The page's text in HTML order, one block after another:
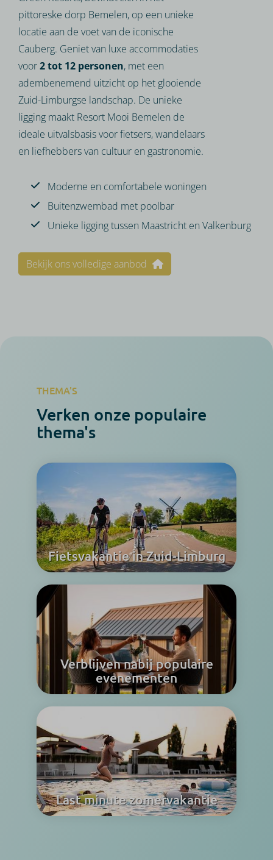
pittoreske dorp Bemelen, op een unieke
locatie aan de voet van de iconische
Cauberg. Geniet van luxe accommodaties
voor2 tot 12 personen, met een
adembenemend uitzicht op het glooiende
Zuid-Limburgse landschap. De unieke
ligging maakt Resort Mooi Bemelen de
ideale uitvalsbasis voor fietsers, wandelaars
en liefhebbers van cultuur en gastronomie.
Moderne en comfortabele woningen
Buitenzwembad met poolbar
Unieke ligging tussen Maastricht en Valkenburg
Bekijk ons volledige aanbod
THEMA'S
Verken onze populaire
thema's
Fietsvakantie in Zuid-Limburg
Verblijven nabij populaire
evenementen
Last minute zomervakantie